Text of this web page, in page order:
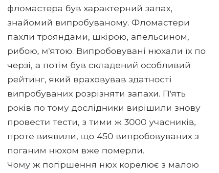
фломастера був характерний запах,
знайомий випробуваному. Фломастери
пахли трояндами, шкірою, апельсином,
рибою, м'ятою. Випробовувані нюхали їх по
черзі, а потім був складений особливий
рейтинг, який враховував здатності
випробуваних розрізняти запахи. П'ять
років по тому дослідники вирішили знову
провести тести, з тими ж 3000 учасників,
проте виявили, що 450 випробовуваних з
поганим нюхом вже померли.
Чому ж погіршення нюх корелює з малою